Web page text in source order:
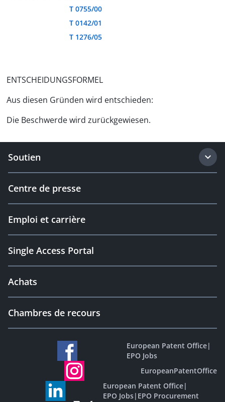
T 0755/00
T 0142/01
T 1276/05
ENTSCHEIDUNGSFORMEL
Aus diesen Gründen wird entschieden:
Die Beschwerde wird zurückgewiesen.
Soutien
Centre de presse
Emploi et carrière
Single Access Portal
Achats
Chambres de recours
European Patent Office|
EPO Jobs
EuropeanPatentOffice
European Patent Office|
EPO Jobs| EPO Procurement